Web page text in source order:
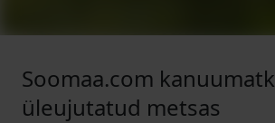
Soomaa.com kanuumatk
üleujutatud metsas